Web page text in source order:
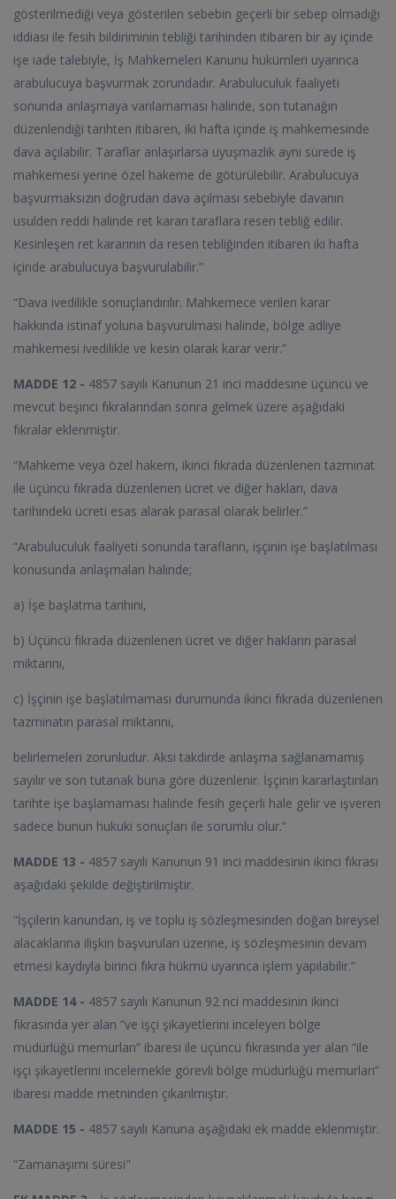
gösterilmediği veya gösterilen sebebin geçerli bir sebep olmadığı
iddiası ile fesih bildiriminin tebliği tarihinden itibaren bir ay içinde
işe iade talebiyle, İş Mahkemeleri Kanunu hükümleri uyarınca
arabulucuya başvurmak zorundadır. Arabuluculuk faaliyeti
sonunda anlaşmaya varılamaması halinde, son tutanağın
düzenlendiği tarihten itibaren, iki hafta içinde iş mahkemesinde
dava açılabilir. Taraflar anlaşırlarsa uyuşmazlık aynı sürede iş
mahkemesi yerine özel hakeme de götürülebilir. Arabulucuya
başvurmaksızın doğrudan dava açılması sebebiyle davanın
usulden reddi halinde ret kararı taraflara resen tebliğ edilir.
Kesinleşen ret kararının da resen tebliğinden itibaren iki hafta
içinde arabulucuya başvurulabilir.”
“Dava ivedilikle sonuçlandırılır. Mahkemece verilen karar
hakkında istinaf yoluna başvurulması halinde, bölge adliye
mahkemesi ivedilikle ve kesin olarak karar verir.”
MADDE 12 - 4857 sayılı Kanunun 21 inci maddesine üçüncü ve
mevcut beşinci fıkralarından sonra gelmek üzere aşağıdaki
fıkralar eklenmiştir.
“Mahkeme veya özel hakem, ikinci fıkrada düzenlenen tazminat
ile üçüncü fıkrada düzenlenen ücret ve diğer hakları, dava
tarihindeki ücreti esas alarak parasal olarak belirler.”
“Arabuluculuk faaliyeti sonunda tarafların, işçinin işe başlatılması
konusunda anlaşmaları halinde;
a) İşe başlatma tarihini,
b) Üçüncü fıkrada düzenlenen ücret ve diğer hakların parasal
miktarını,
c) İşçinin işe başlatılmaması durumunda ikinci fıkrada düzenlenen
tazminatın parasal miktarını,
belirlemeleri zorunludur. Aksi takdirde anlaşma sağlanamamış
sayılır ve son tutanak buna göre düzenlenir. İşçinin kararlaştırılan
tarihte işe başlamaması halinde fesih geçerli hale gelir ve işveren
sadece bunun hukuki sonuçları ile sorumlu olur.”
MADDE 13 - 4857 sayılı Kanunun 91 inci maddesinin ikinci fıkrası
aşağıdaki şekilde değiştirilmiştir.
“İşçilerin kanundan, iş ve toplu iş sözleşmesinden doğan bireysel
alacaklarına ilişkin başvuruları üzerine, iş sözleşmesinin devam
etmesi kaydıyla birinci fıkra hükmü uyarınca işlem yapılabilir.”
MADDE 14 - 4857 sayılı Kanunun 92 nci maddesinin ikinci
fıkrasında yer alan “ve işçi şikayetlerini inceleyen bölge
müdürlüğü memurları” ibaresi ile üçüncü fıkrasında yer alan “ile
işçi şikayetlerini incelemekle görevli bölge müdürlüğü memurları”
ibaresi madde metninden çıkarılmıştır.
MADDE 15 - 4857 sayılı Kanuna aşağıdaki ek madde eklenmiştir.
“Zamanaşımı süresi"